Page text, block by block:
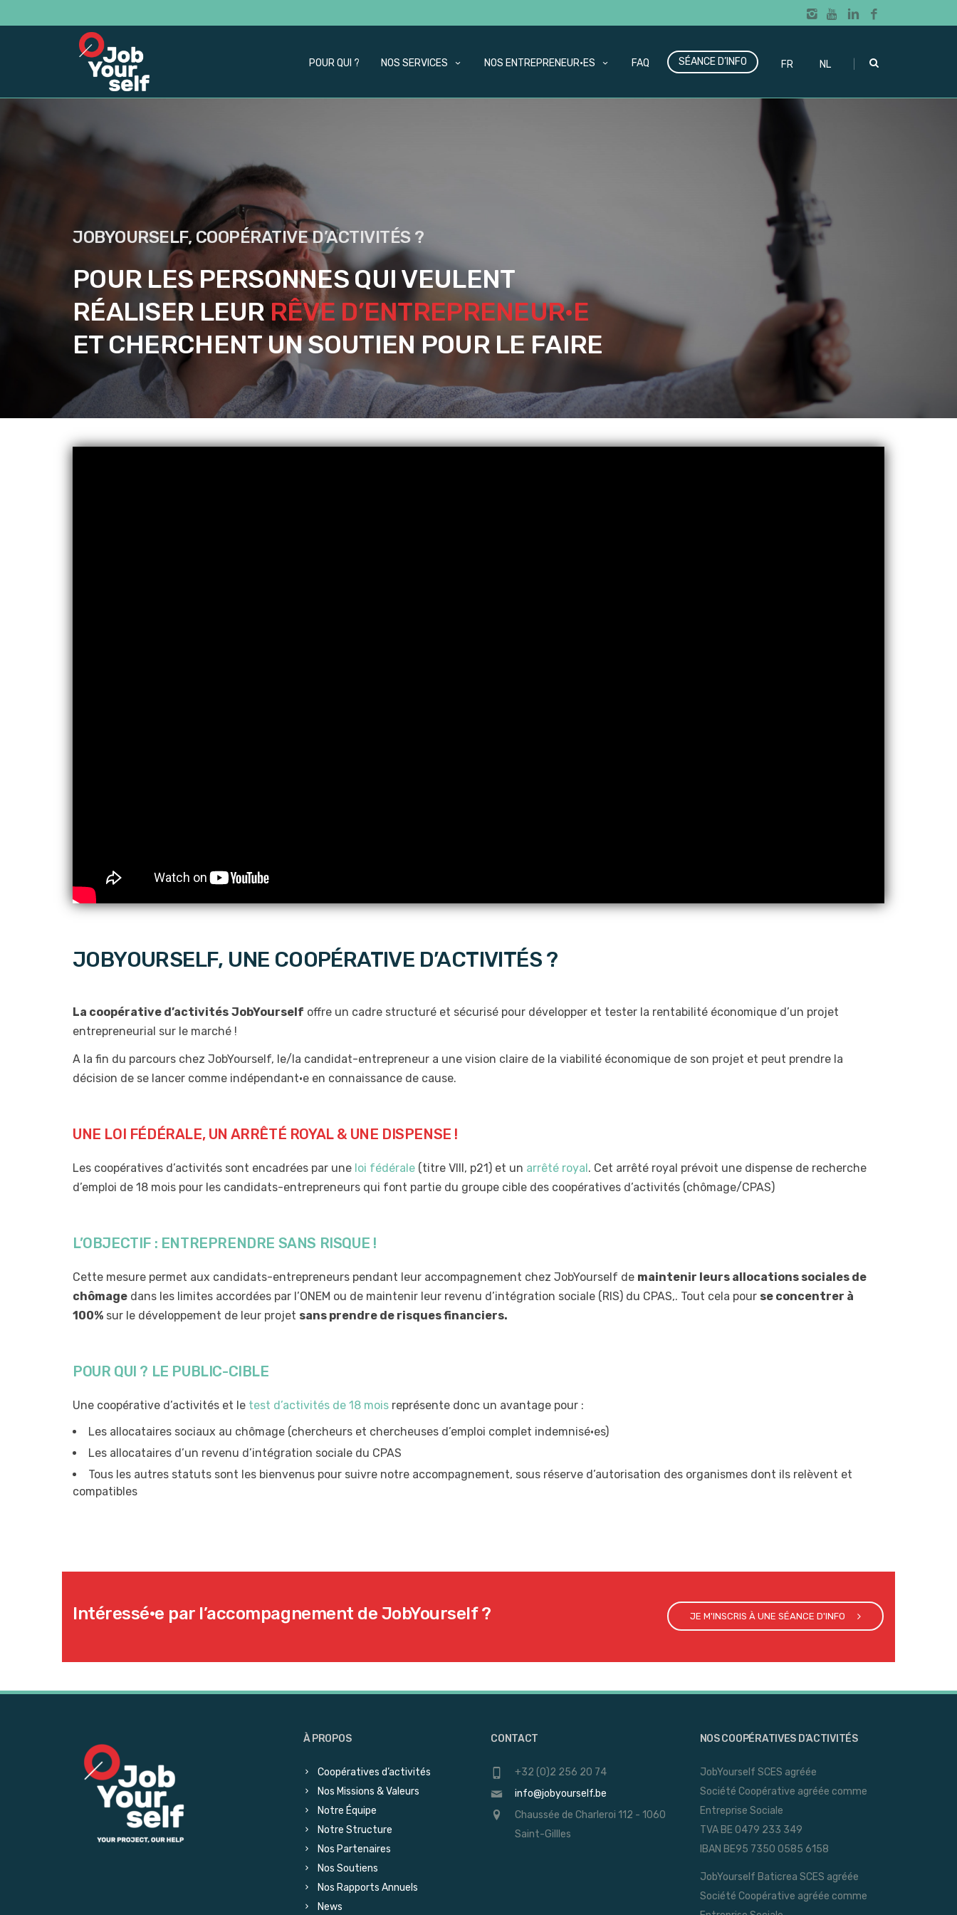
POUR QUI ? NOS SERVICES NOS ENTREPRENEUR·ES FAQ SÉANCE D’INFO FR NL |
JOBYOURSELF, COOPÉRATIVE D’ACTIVITÉS ?
POUR LES PERSONNES QUI VEULENT
RÉALISER LEUR RÊVE D’ENTREPRENEUR·E
ET CHERCHENT UN SOUTIEN POUR LE FAIRE
JOBYOURSELF, UNE COOPÉRATIVE D’ACTIVITÉS ?
La coopérative d’activités JobYourself offre un cadre structuré et sécurisé pour développer et tester la rentabilité économique d’un projet
entrepreneurial sur le marché !
A la fin du parcours chez JobYourself, le/la candidat-entrepreneur a une vision claire de la viabilité économique de son projet et peut prendre la
décision de se lancer comme indépendant·e en connaissance de cause.
UNE LOI FÉDÉRALE, UN ARRÊTÉ ROYAL & UNE DISPENSE !
Les coopératives d’activités sont encadrées par une loi fédérale (titre VIII, p21) et un arrêté royal . Cet arrêté royal prévoit une dispense de recherche
d’emploi de 18 mois pour les candidats-entrepreneurs qui font partie du groupe cible des coopératives d’activités (chômage/CPAS)
L’OBJECTIF : ENTREPRENDRE SANS RISQUE !
Cette mesure permet aux candidats-entrepreneurs pendant leur accompagnement chez JobYourself de maintenir leurs allocations sociales de
chômage dans les limites accordées par l’ONEM ou de maintenir leur revenu d’intégration sociale (RIS) du CPAS,. Tout cela pour se concentrer à
100% sur le développement de leur projet sans prendre de risques financiers.
POUR QUI ? LE PUBLIC-CIBLE
Une coopérative d’activités et le test d’activités de 18 mois représente donc un avantage pour :
Les allocataires sociaux au chômage (chercheurs et chercheuses d’emploi complet indemnisé·es)
Les allocataires d’un revenu d’intégration sociale du CPAS
Tous les autres statuts sont les bienvenus pour suivre notre accompagnement, sous réserve d’autorisation des organismes dont ils relèvent et
compatibles
Intéressé·e par l’accompagnement de JobYourself ? JE M'INSCRIS À UNE SÉANCE D'INFO
À PROPOS
Coopératives d’activités
Nos Missions & Valeurs
Notre Équipe
Notre Structure
Nos Partenaires
Nos Soutiens
Nos Rapports Annuels
News
CONTACT
+32 (0)2 256 20 74
info@jobyourself.be
Chaussée de Charleroi 112 - 1060
Saint-Gillles
NOS COOPÉRATIVES D’ACTIVITÉS
JobYourself SCES agréée
Société Coopérative agréée comme
Entreprise Sociale
TVA BE 0479 233 349
IBAN BE95 7350 0585 6158
JobYourself Baticrea SCES agréée
Société Coopérative agréée comme